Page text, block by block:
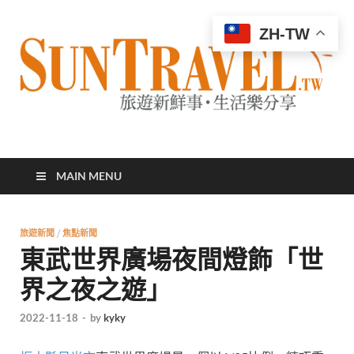
太陽網
MAIN MENU
旅遊新聞 / 焦點新聞
東武世界廣場夜間燈飾「世
界之夜之遊」
2022-11-18 - bykyky
ZH-TW